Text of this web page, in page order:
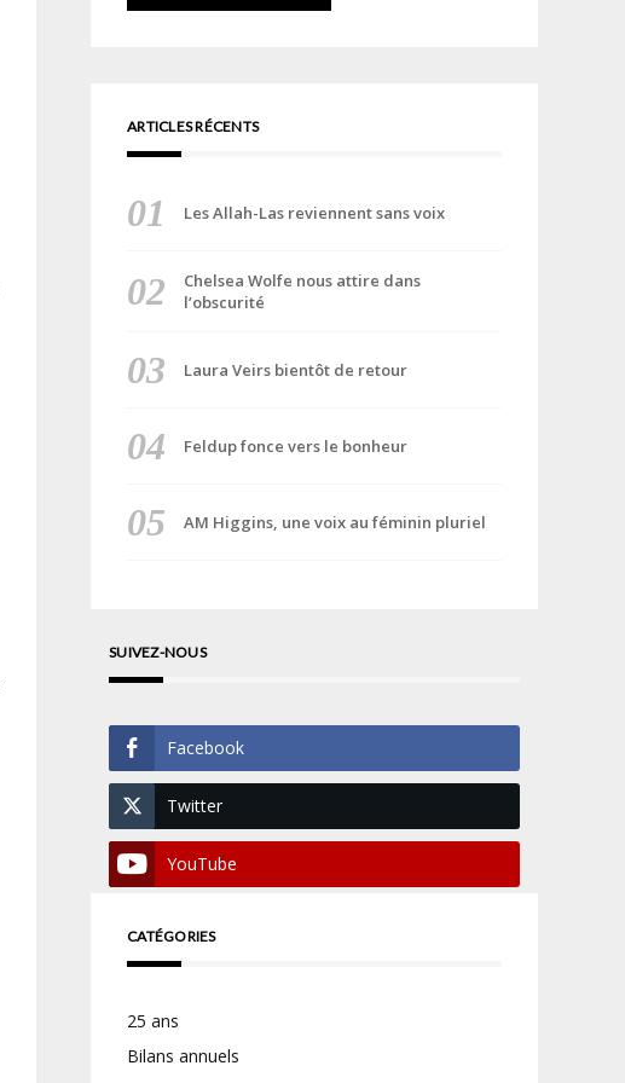
ARTICLES RÉCENTS
Les Allah-Las reviennent sans voix
Chelsea Wolfe nous attire dans
l’obscurité
Laura Veirs bientôt de retour
Feldup fonce vers le bonheur
AM Higgins, une voix au féminin pluriel
SUIVEZ-NOUS
Facebook
Twitter
YouTube
CATÉGORIES
25 ans
Bilans annuels